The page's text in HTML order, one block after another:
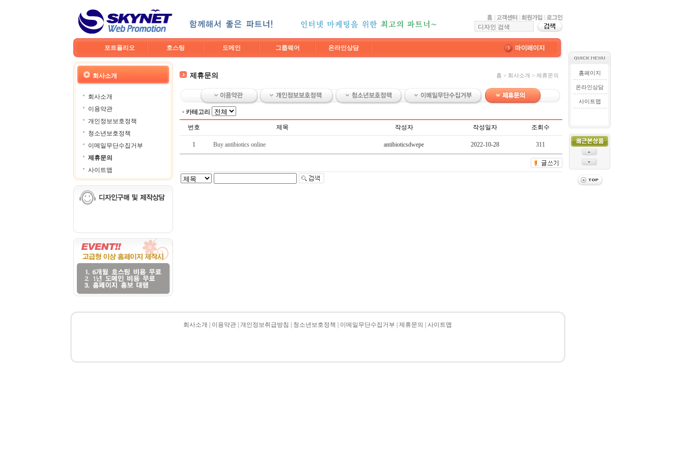
포트폴리오 호스팅 도메인 그룹웨어 온라인상담
회사소개
회사소개
이용약관
개인정보보호정책
청소년보호정책
이메일무단수집거부
제휴문의
사이트맵
HSBC
예금주:
제휴문의 홈 > 회사소개 > 제휴문의
카테고리
번호 제목 작성자 작성일자 조회수
1 Buy antibiotics online antibioticsdwepe 2022-10-28 311
홈페이지
온라인상담
사이트맵
회사소개 이용약관 개인정보취급방침 청소년보호정책 이메일무단수집거부 제휴문의 사이트맵